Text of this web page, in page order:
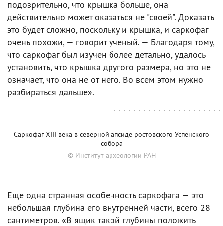
подозрительно, что крышка больше, она
действительно может оказаться не "своей". Доказать
это будет сложно, поскольку и крышка, и саркофаг
очень похожи, — говорит ученый. — Благодаря тому,
что саркофаг был изучен более детально, удалось
установить, что крышка другого размера, но это не
означает, что она не от него. Во всем этом нужно
разбираться дальше».
Саркофаг XIII века в северной апсиде ростовского Успенского
собора
© Институт археологии РАН
Еще одна странная особенность саркофага — это
небольшая глубина его внутренней части, всего 28
сантиметров. «В ящик такой глубины положить